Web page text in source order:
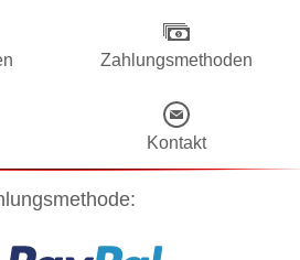
Zahlungsmethoden
Kontakt